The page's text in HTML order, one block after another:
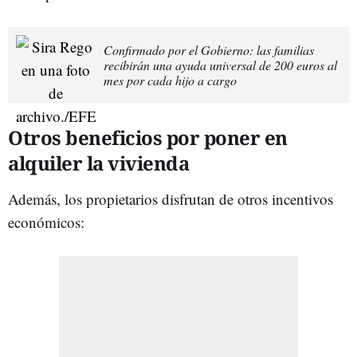
Confirmado por el Gobierno: las familias
recibirán una ayuda universal de 200 euros al
mes por cada hijo a cargo
Otros beneficios por poner en
alquiler la vivienda
Además, los propietarios disfrutan de otros incentivos
económicos: